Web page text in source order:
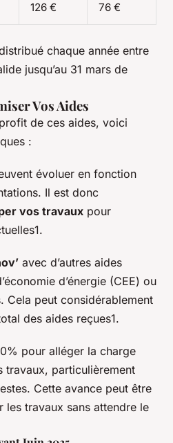
126 €
76 €
chaque année entre
jusqu’au 31 mars de
Vos Aides
de ces aides, voici
:
évoluer en fonction
Il est donc
vos travaux pour
avec d’autres aides
d’énergie (CEE) ou
Cela peut considérablement
des aides reçues1.
pour alléger la charge
travaux, particulièrement
Cette avance peut être
les travaux sans attendre le